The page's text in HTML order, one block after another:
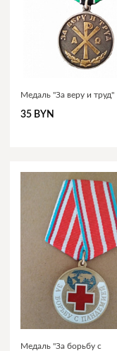
Медаль "За веру и труд"
35 BYN
Медаль "За борьбу с